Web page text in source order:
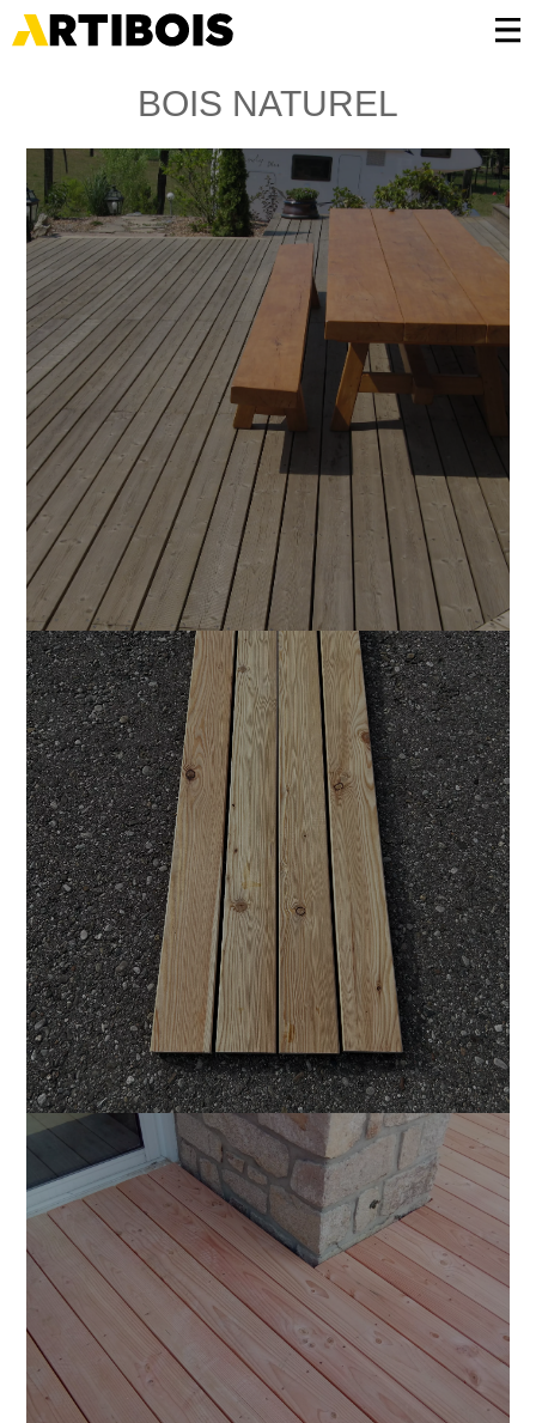
BOIS NATUREL
Panneau de gestion des cookies